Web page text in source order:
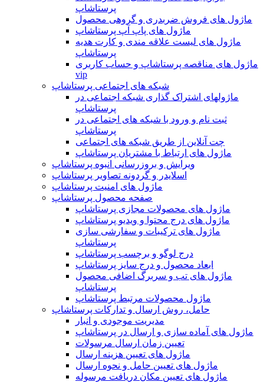
پرستاشاپ
ماژول های فروش ضربدری و گروهی محصول
ماژول های پاپ آپ پرستاشاپ
ماژول های لیست علاقه مندی و کارت هدیه
پرستاشاپ
ماژول های مناقصه پرستاشاپ و حساب کاربری
vip
شبکه های اجتماعی پرستاشاپ
ماژولهای اشتراک‌ گذاری شبکه اجتماعی در
پرستاشاپ
ثبت نام و ورود با شبکه های اجتماعی در
پرستاشاپ
چت آنلاین از طریق شبکه های اجتماعی
ماژول های ارتباط با مشتریان پرستاشاپ
ویرایش و بروزرسانی انبوه پرستاشاپ
اسلایدر و گردونه تصاویر پرستاشاپ
ماژول های امنیت پرستاشاپ
صفحه محصول پرستاشاپ
ماژول های محصولات مجازی پرستاشاپ
ماژول های درج محتوا و ویدیو پرستاشاپ
ماژول های ترکیبات و سفارشی سازی
پرستاشاپ
درج لوگو و برچسب پرستاشاپ
ابعاد محصول و درج سایز پرستاشاپ
ماژول های تب و سربرگ اضافی محصول
پرستاشاپ
ماژول محصولات مرتبط پرستاشاپ
حامل، روش ارسال و تدارکات پرستاشاپ
مدیریت موجودی و انبار
ماژول های آماده سازی و ارسال در پرستاشاپ
تعیین زمان ارسال مرسولات
ماژول های تعیین هزینه ارسال
ماژول های تعیین حامل و نحوه ارسال
ماژول های تعیین مکان دریافت مرسوله